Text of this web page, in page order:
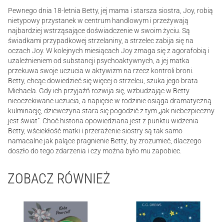
Pewnego dnia 18-letnia Betty, jej mama i starsza siostra, Joy, robią
nietypowy przystanek w centrum handlowym i przeżywają
najbardziej wstrząsające doświadczenie w swoim życiu. Są
świadkami przypadkowej strzelaniny, a strzelec zabija się na
oczach Joy. W kolejnych miesiącach Joy zmaga się z agorafobią i
uzależnieniem od substancji psychoaktywnych, a jej matka
przekuwa swoje uczucia w aktywizm na rzecz kontroli broni.
Betty, chcąc dowiedzieć się więcej o strzelcu, szuka jego brata
Michaela. Gdy ich przyjaźń rozwija się, wzbudzając w Betty
nieoczekiwane uczucia, a napięcie w rodzinie osiąga dramatyczną
kulminację, dziewczyna stara się pogodzić z tym „jak niebezpieczny
jest świat”. Choć historia opowiedziana jest z punktu widzenia
Betty, wściekłość matki i przerażenie siostry są tak samo
namacalne jak palące pragnienie Betty, by zrozumieć, dlaczego
doszło do tego zdarzenia i czy można było mu zapobiec.
ZOBACZ RÓWNIEŻ